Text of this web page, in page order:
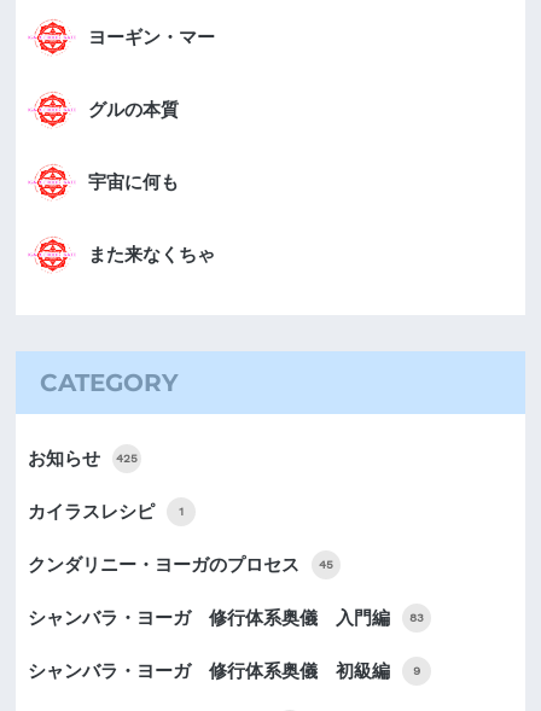
ヨーギン・マー
グルの本質
宇宙に何も
また来なくちゃ
CATEGORY
お知らせ 425
カイラスレシピ 1
クンダリニー・ヨーガのプロセス 45
シャンバラ・ヨーガ 修行体系奥儀 入門編 83
シャンバラ・ヨーガ 修行体系奥儀 初級編 9